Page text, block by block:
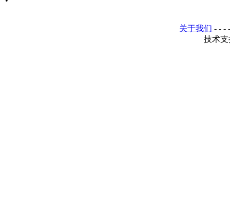
关于我们 - - -
技术支